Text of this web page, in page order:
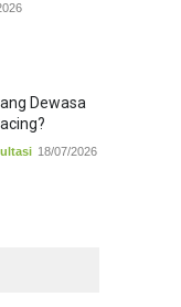
Dewasa
18/07/2026